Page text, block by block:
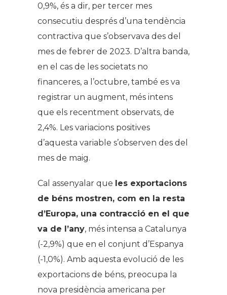
0,9%, és a dir, per tercer mes
consecutiu després d’una tendència
contractiva que s’observava des del
mes de febrer de 2023. D’altra banda,
en el cas de les societats no
financeres, a l’octubre, també es va
registrar un augment, més intens
que els recentment observats, de
2,4%. Les variacions positives
d’aquesta variable s’observen des del
mes de maig.
Cal assenyalar que les exportacions
de béns mostren, com en la resta
d’Europa, una contracció en el que
va de l’any, més intensa a Catalunya
(-2,9%) que en el conjunt d’Espanya
(-1,0%). Amb aquesta evolució de les
exportacions de béns, preocupa la
nova presidència americana per